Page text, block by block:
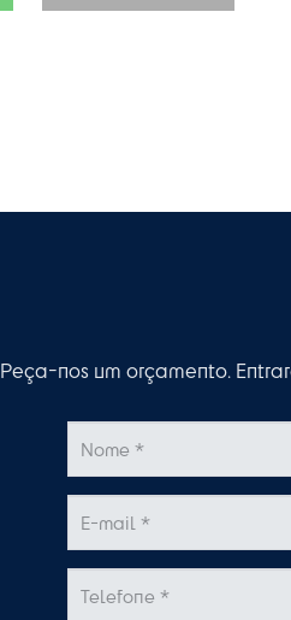
Peça-nos um orçamento.